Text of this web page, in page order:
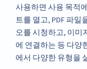
사용하면 사용 목적
트를 열고, PDF 파일
오를 시청하고, 이미
에 연결하는 등 다양
에서 다양한 유형을